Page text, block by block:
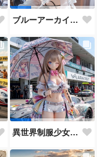
ブルーアーカイブ 若葉ヒナタ(水着) アクリルドールフィギュア
異世界制服少女達 メカ娘 レースクィーン‼️